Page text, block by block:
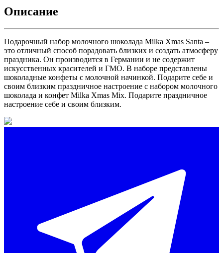
Описание
Подарочный набор молочного шоколада Milka Xmas Santa –
это отличный способ порадовать близких и создать атмосферу
праздника. Он производится в Германии и не содержит
искусственных красителей и ГМО. В наборе представлены
шоколадные конфеты с молочной начинкой. Подарите себе и
своим близким праздничное настроение с набором молочного
шоколада и конфет Milka Xmas Mix. Подарите праздничное
настроение себе и своим близким.